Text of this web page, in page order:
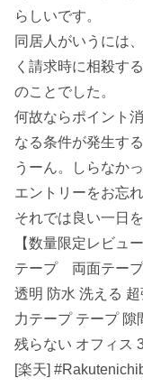
らしいです。
同居人がいうには
く請求時に相殺す
のことでした。
何故ならポイント
なる条件が発生す
うーん。しらなかっ
エントリーをお忘れ
それでは良い一日
【数量限定レビュ
テープ 両面テープ
透明 防水 洗える
力テープ テープ 隙
残らない オフィス
[楽天]